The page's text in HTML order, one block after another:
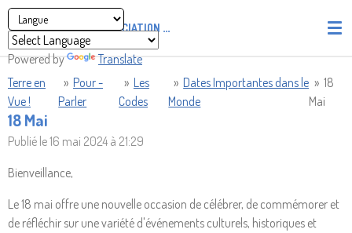
Powered by Translate
Passer
au
contenu
ASSOCIATION PIRATES' UNION OF LIGHT AND LOVE -
Terre en
Vue !
» Pour -
Parler
» Les
Codes
» Dates Importantes dans le
Monde
» 18
Mai
18 Mai
Publié le 16 mai 2024 à 21:29
Bienveillance,
Le 18 mai offre une nouvelle occasion de célébrer, de commémorer et
de réfléchir sur une variété d'événements culturels, historiques et